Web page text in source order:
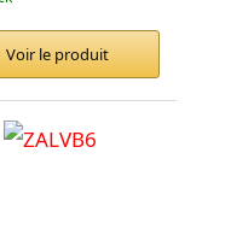
Voir le produit